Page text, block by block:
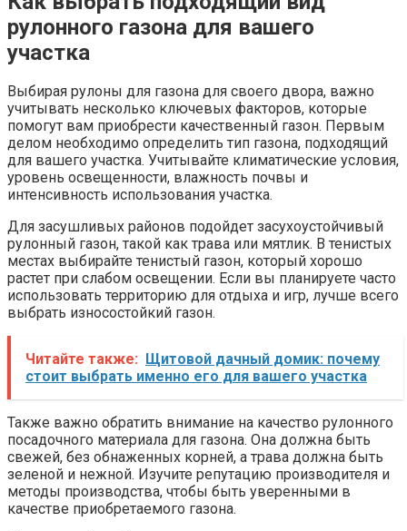
рулонного газона для вашего
участка
Выбирая рулоны для газона для своего двора, важно
учитывать несколько ключевых факторов, которые
помогут вам приобрести качественный газон. Первым
делом необходимо определить тип газона, подходящий
для вашего участка. Учитывайте климатические условия,
уровень освещенности, влажность почвы и
интенсивность использования участка.
Для засушливых районов подойдет засухоустойчивый
рулонный газон, такой как трава или мятлик. В тенистых
местах выбирайте тенистый газон, который хорошо
растет при слабом освещении. Если вы планируете часто
использовать территорию для отдыха и игр, лучше всего
выбрать износостойкий газон.
Читайте также:
Щитовой дачный домик: почему
стоит выбрать именно его для вашего участка
Также важно обратить внимание на качество рулонного
посадочного материала для газона. Она должна быть
свежей, без обнаженных корней, а трава должна быть
зеленой и нежной. Изучите репутацию производителя и
методы производства, чтобы быть уверенными в
качестве приобретаемого газона.